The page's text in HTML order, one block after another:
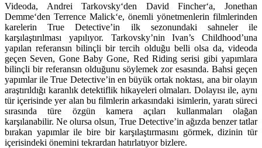
Videoda, Andrei Tarkovsky‘den David Fincher‘a,Jonethan
Demme‘den Terrence Malick‘e, önemli yönetmenlerin filmlerinden
karelerin True Detective’in ilk sezonundaki sahneler ile
karşılaştırılması yapılıyor. Tarkovsky’nin Ivan’s Childhood’una
yapılan referansın bilinçli bir tercih olduğu belli olsa da, videoda
geçen Seven, Gone Baby Gone, Red Riding serisi gibi yapımlara
bilinçli bir referansın olduğunu söylemek zor esasında. Bahsi geçen
yapımlar ile True Detective’in en büyük ortak noktası, ana bir olayın
araştırıldığı karanlık detektiflik hikayeleri olmaları. Dolayısı ile, aynı
tür içerisinde yer alan bu filmlerin arkasındaki isimlerin, yaratı süreci
sırasında türe özgün kamera açıları kullanmaları olağan
karşılanabilir. Ne olursa olsun, True Detective’in ağızda benzer tatlar
bırakan yapımlar ile bire bir karşılaştırmasını görmek, dizinin tür
içerisindeki önemini tekrardan hatırlatıyor bizlere.